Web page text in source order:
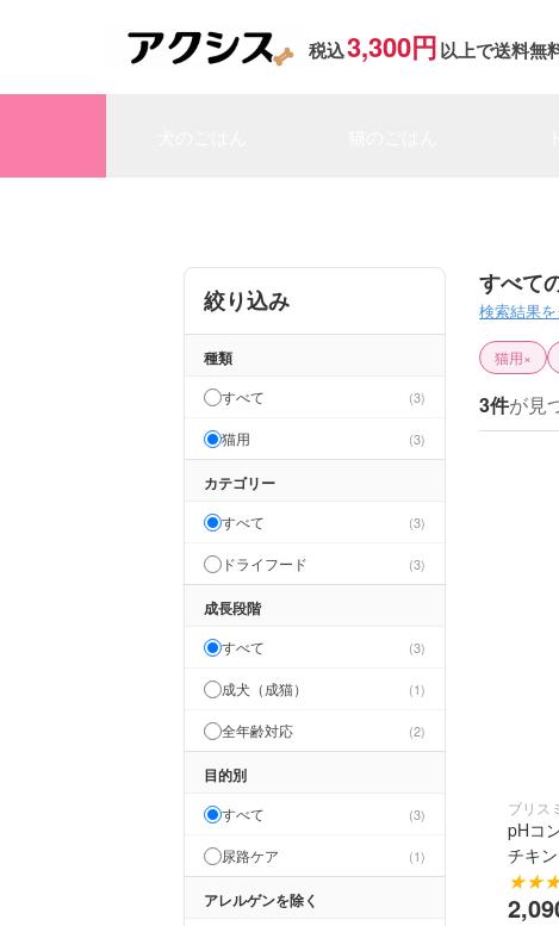
税込3,300円以上で送料無
絞り込み
種類
すべて 3
猫用 3
カテゴリー
すべて 3
ドライフード 3
成長段階
すべて 3
成犬（成猫） 1
全年齢対応 2
目的別
すべて 3
尿路ケア 1
アレルゲンを除く
すべて
検索結果
猫用×
3件が見
ブリス
pHコ
チキ
★★